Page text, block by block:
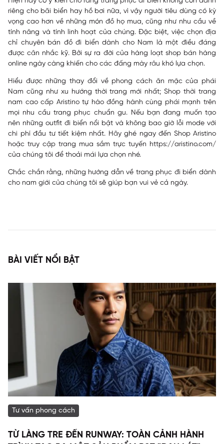
riêng cho bãi biển hay hồ bơi nữa, vì vậy người tiêu dùng có kỳ
vọng cao hơn về những món đồ họ mua, cũng như nhu cầu về
tính năng và tính linh hoạt của chúng. Đặc biệt, việc chọn địa
chỉ chuyên bán đồ đi biển dành cho Nam là một điều đáng
được cân nhắc kỹ. Bởi sự ra đời của hàng loạt shop bán hàng
online ngày càng khiến cho các đấng mày râu khó lựa chọn.
Hiểu được những thay đổi về phong cách ăn mặc của phái
Nam cũng như xu hướng thời trang mới nhất; Shop thời trang
nam cao cấp Aristino tự hào đồng hành cùng phái mạnh trên
mọi nhu cầu trang phục chuẩn gu. Nếu bạn đang muốn tạo
nên những outfit đi biển nổi bật và không bao giờ lỗi mode với
chi phí đầu tư tiết kiệm nhất. Hãy ghé ngay đến Shop Aristino
hoặc truy cập trang mua sắm trực tuyến https://aristino.com/
của chúng tôi để thoải mái lựa chọn nhé.
Chắc chắn rằng, những hướng dẫn về trang phục đi biển dành
cho nam giới của chúng tôi sẽ giúp bạn vui vẻ cả ngày.
BÀI VIẾT NỔI BẬT
Tư vấn phong cách
TỪ LÀNG TRE ĐẾN RUNWAY: TOÀN CẢNH HÀNH